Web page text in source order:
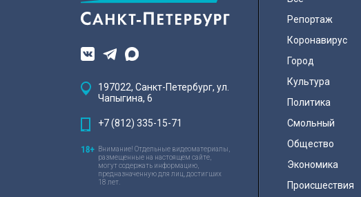
197022, Санкт-Петербург, ул.
Чапыгина, 6
+7 (812) 335-15-71
Внимание! Отдельные видеоматериалы,
размещенные на настоящем сайте,
могут содержать информацию,
предназначенную для лиц, достигших
18 лет.
Репортаж
Коронавирус
Город
Культура
Политика
Смольный
Общество
Экономика
Происшествия